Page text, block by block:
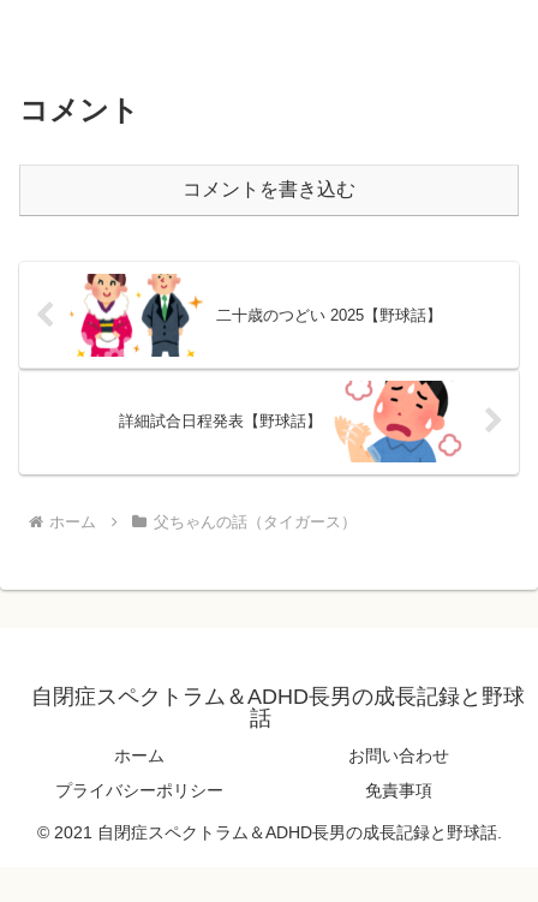
コメント
コメントを書き込む
二十歳のつどい 2025【野球話】
詳細試合日程発表【野球話】
ホーム 父ちゃんの話（タイガース）
自閉症スペクトラム＆ADHD長男の成長記録と野球
話
ホーム
お問い合わせ
プライバシーポリシー
免責事項
© 2021 自閉症スペクトラム＆ADHD長男の成長記録と野球話.